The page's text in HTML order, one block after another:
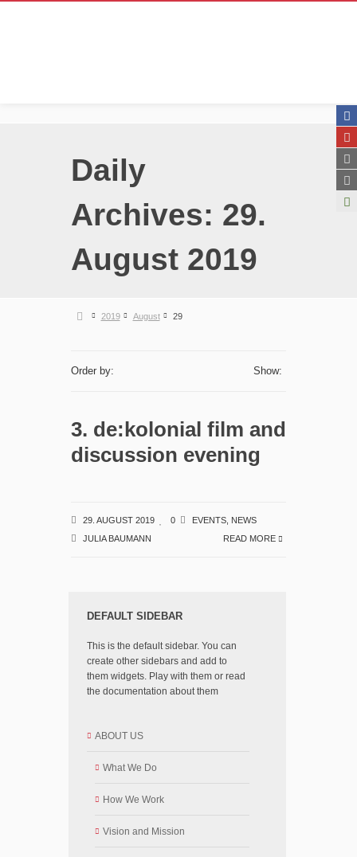
Daily
Archives: 29.
August 2019
2019 August 29
Order by: Show:
3. de:kolonial film and
discussion evening
29. AUGUST 2019 0 EVENTS, NEWS
JULIA BAUMANN
READ MORE
DEFAULT SIDEBAR
This is the default sidebar. You can
create other sidebars and add to
them widgets. Play with them or read
the documentation about them
ABOUT US
What We Do
How We Work
Vision and Mission